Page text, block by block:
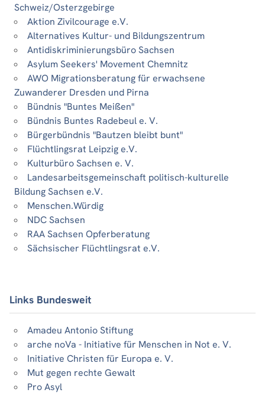
Schweiz/Osterzgebirge
Aktion Zivilcourage e.V.
Alternatives Kultur- und Bildungszentrum
Antidiskriminierungsbüro Sachsen
Asylum Seekers' Movement Chemnitz
AWO Migrationsberatung für erwachsene
Zuwanderer Dresden und Pirna
Bündnis "Buntes Meißen"
Bündnis Buntes Radebeul e. V.
Bürgerbündnis "Bautzen bleibt bunt"
Flüchtlingsrat Leipzig e.V.
Kulturbüro Sachsen e. V.
Landesarbeitsgemeinschaft politisch-kulturelle
Bildung Sachsen e.V.
Menschen.Würdig
NDC Sachsen
RAA Sachsen Opferberatung
Sächsischer Flüchtlingsrat e.V.
Links Bundesweit
Amadeu Antonio Stiftung
arche noVa - Initiative für Menschen in Not e. V.
Initiative Christen für Europa e. V.
Mut gegen rechte Gewalt
Pro Asyl